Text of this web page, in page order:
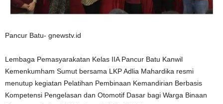
Pancur Batu- gnewstv.id
Lembaga Pemasyarakatan Kelas IIA Pancur Batu Kanwil
Kemenkumham Sumut bersama LKP Adlia Mahardika resmi
menutup kegiatan Pelatihan Pembinaan Kemandirian Berbasis
Kompetensi Pengelasan dan Otomotif Dasar bagi Warga Binaan